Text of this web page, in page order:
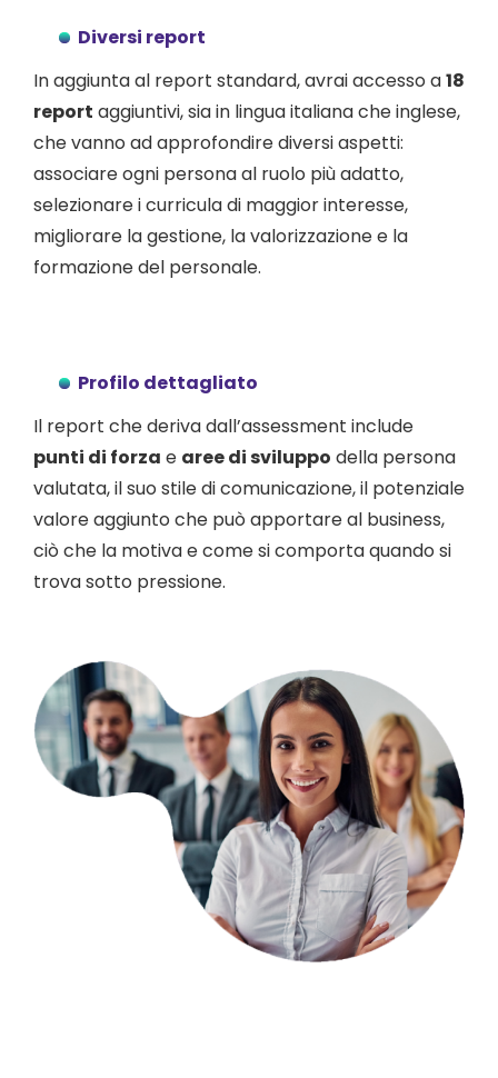
Diversi report
In aggiunta al report standard, avrai accesso a18
report aggiuntivi, sia in lingua italiana che inglese,
che vanno ad approfondire diversi aspetti:
associare ogni persona al ruolo più adatto,
selezionare i curricula di maggior interesse,
migliorare la gestione, la valorizzazione e la
formazione del personale.
Profilo dettagliato
Il report che deriva dall’assessment include
punti di forza e aree di sviluppo della persona
valutata, il suo stile di comunicazione, il potenziale
valore aggiunto che può apportare al business,
ciò che la motiva e come si comporta quando si
trova sotto pressione.